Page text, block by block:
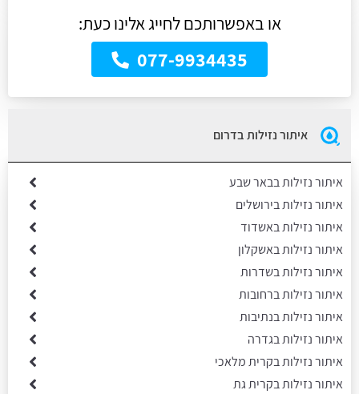
או באפשרותכם לחייג אלינו כעת:
077-9934435
איתור נזילות בדרום
איתור נזילות בבאר שבע
איתור נזילות בירושלים
איתור נזילות באשדוד
איתור נזילות באשקלון
איתור נזילות בשדרות
איתור נזילות ברחובות
איתור נזילות בנתיבות
איתור נזילות בגדרה
איתור נזילות בקרית מלאכי
איתור נזילות בקרית גת